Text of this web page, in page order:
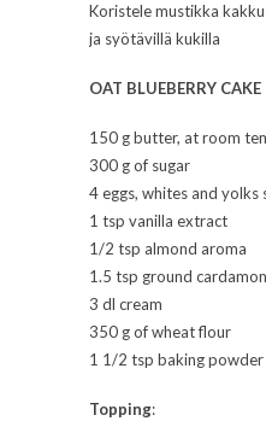
Koristele mustikka
ja syötävillä kukilla
OAT BLUEBERRY CAKE
150 g butter, at room
300 g of sugar
4 eggs, whites and yolks
1 tsp vanilla extract
1/2 tsp almond aroma
1.5 tsp ground
3 dl cream
350 g of wheat flour
1 1/2 tsp baking powder
Topping: